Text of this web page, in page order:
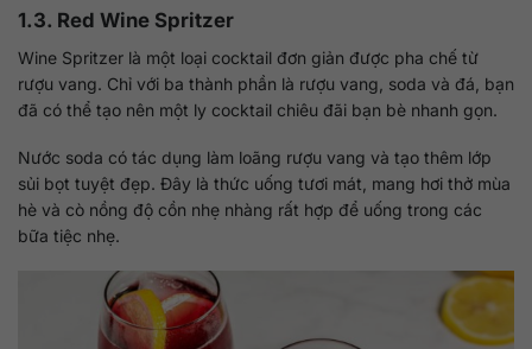
1.3. Red Wine Spritzer
Wine Spritzer là một loại cocktail đơn giản được pha chế từ
rượu vang. Chỉ với ba thành phần là rượu vang, soda và đá, bạn
đã có thể tạo nên một ly cocktail chiêu đãi bạn bè nhanh gọn.
Nước soda có tác dụng làm loãng rượu vang và tạo thêm lớp
sủi bọt tuyệt đẹp. Đây là thức uống tươi mát, mang hơi thở mùa
hè và cò nồng độ cồn nhẹ nhàng rất hợp để uống trong các
bữa tiệc nhẹ.